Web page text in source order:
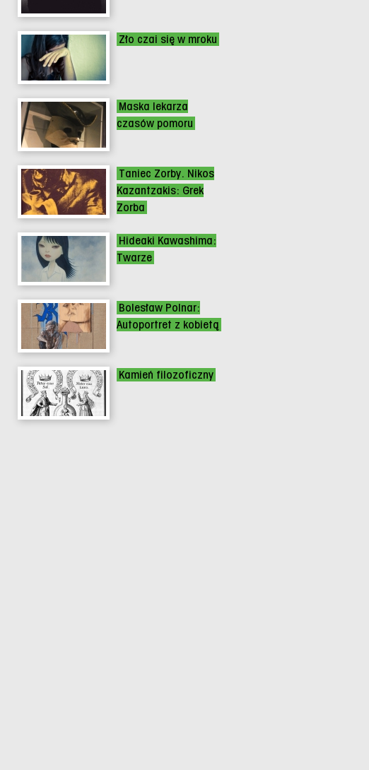
Zło czai się w mroku
Maska lekarza
czasów pomoru
Taniec Zorby. Nikos
Kazantzakis: Grek
Zorba
Hideaki Kawashima:
Twarze
Bolesław Polnar:
Autoportret z kobietą
Kamień filozoficzny